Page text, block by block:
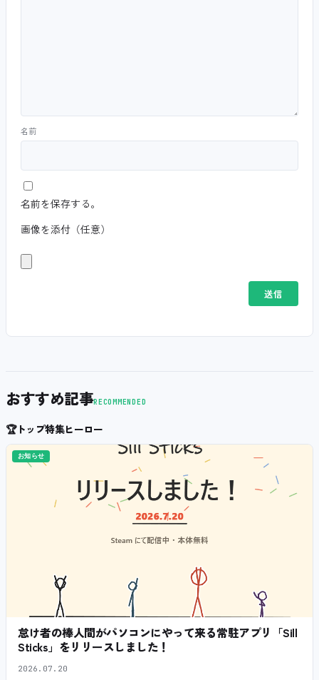
名前
名前を保存する。
画像を添付（任意）
おすすめ記事RECOMMENDED
🏆トップ特集ヒーロー
お知らせ
怠け者の棒人間がパソコンにやって来る常駐アプリ「Sill
Sticks」をリリースしました！
2026.07.20